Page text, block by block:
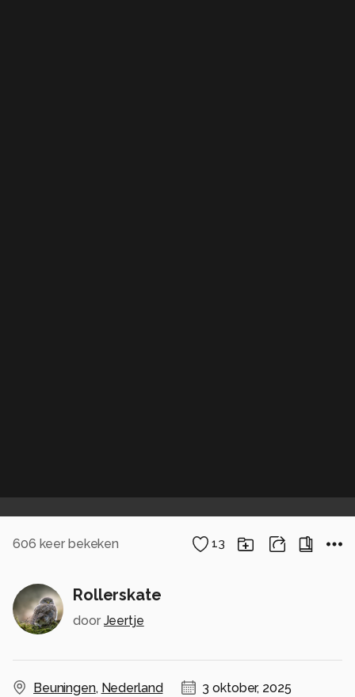
606 keer bekeken 13
Rollerskate
door Jeertje
Beuningen, Nederland 3 oktober, 2025